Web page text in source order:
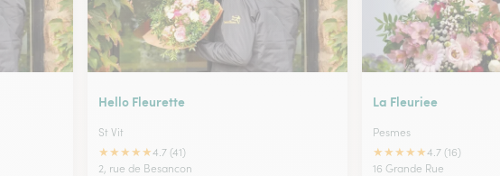
Hello Fleurette
St Vit
★★★★★4.7 (41)
2, rue de Besancon
La Fleuriee
Pesmes
★★★★★4.7 (16)
16 Grande Rue